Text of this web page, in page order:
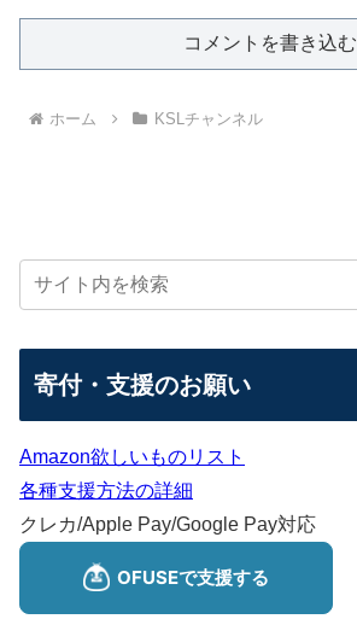
コメントを書き込む
ホーム KSLチャンネル
寄付・支援のお願い
Amazon欲しいものリスト
各種支援方法の詳細
クレカ/Apple Pay/Google Pay対応